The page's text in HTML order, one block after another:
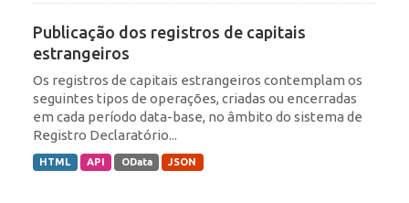
Publicação dos registros de capitais
estrangeiros
Os registros de capitais estrangeiros contemplam os
seguintes tipos de operações, criadas ou encerradas
em cada período data-base, no âmbito do sistema de
Registro Declaratório...
HTML API OData JSON